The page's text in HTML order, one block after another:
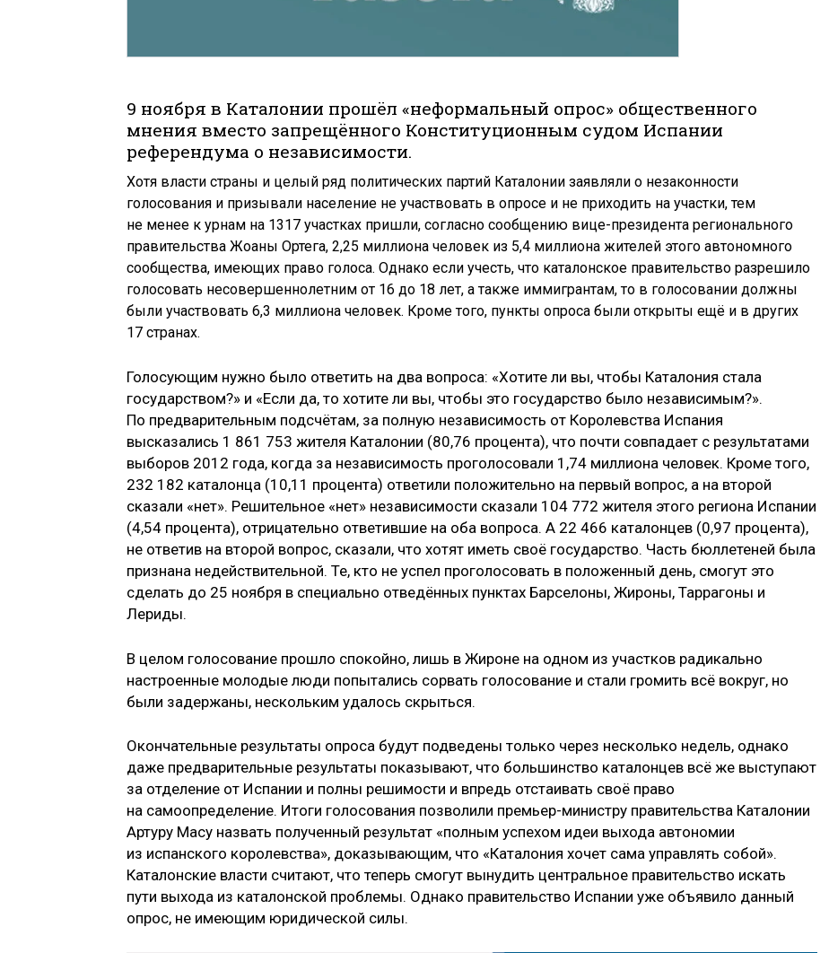
9 ноября в Каталонии прошёл «неформальный опрос» общественного
мнения вместо запрещённого Конституционным судом Испании
референдума о независимости.
Хотя власти страны и целый ряд политических партий Каталонии заявляли о незаконности
голосования и призывали население не участвовать в опросе и не приходить на участки, тем
не менее к урнам на 1317 участках пришли, согласно сообщению вице-президента регионального
правительства Жоаны Ортега, 2,25 миллиона человек из 5,4 миллиона жителей этого автономного
сообщества, имеющих право голоса. Однако если учесть, что каталонское правительство разрешило
голосовать несовершеннолетним от 16 до 18 лет, а также иммигрантам, то в голосовании должны
были участвовать 6,3 миллиона человек. Кроме того, пункты опроса были открыты ещё и в других
17 странах.
Голосующим нужно было ответить на два вопроса: «Хотите ли вы, чтобы Каталония стала
государством?» и «Если да, то хотите ли вы, чтобы это государство было независимым?».
По предварительным подсчётам, за полную независимость от Королевства Испания
высказались 1 861 753 жителя Каталонии (80,76 процента), что почти совпадает с результатами
выборов 2012 года, когда за независимость проголосовали 1,74 миллиона человек. Кроме того,
232 182 каталонца (10,11 процента) ответили положительно на первый вопрос, а на второй
сказали «нет». Решительное «нет» независимости сказали 104 772 жителя этого региона Испании
(4,54 процента), отрицательно ответившие на оба вопроса. А 22 466 каталонцев (0,97 процента),
не ответив на второй вопрос, сказали, что хотят иметь своё государство. Часть бюллетеней была
признана недействительной. Те, кто не успел проголосовать в положенный день, смогут это
сделать до 25 ноября в специально отведённых пунктах Барселоны, Жироны, Таррагоны и
Лериды.
В целом голосование прошло спокойно, лишь в Жироне на одном из участков радикально
настроенные молодые люди попытались сорвать голосование и стали громить всё вокруг, но
были задержаны, нескольким удалось скрыться.
Окончательные результаты опроса будут подведены только через несколько недель, однако
даже предварительные результаты показывают, что большинство каталонцев всё же выступают
за отделение от Испании и полны решимости и впредь отстаивать своё право
на самоопределение. Итоги голосования позволили премьер-министру правительства Каталонии
Артуру Масу назвать полученный результат «полным успехом идеи выхода автономии
из испанского королевства», доказывающим, что «Каталония хочет сама управлять собой».
Каталонские власти считают, что теперь смогут вынудить центральное правительство искать
пути выхода из каталонской проб­лемы. Однако правительство Испании уже объявило данный
опрос, не имеющим юридической силы.